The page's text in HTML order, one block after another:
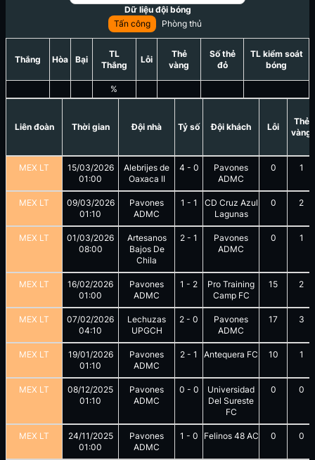
Dữ liệu đội bóng
Tấn công
Phòng thủ
Thắng Hòa Bại
TL
Thắng
%
Lỗi
Thẻ
vàng
Số thẻ
đỏ
TL kiểm soát
bóng
Liên đoàn Thời gian Đội nhà Tỷ số Đội khách Lỗi
Thẻ
vàng
MEX LT
15/03/2026
01:00
Alebrijes de
Oaxaca II
4 - 0
Pavones
ADMC
0 1
MEX LT
09/03/2026
01:10
Pavones
ADMC
1 - 1
CD Cruz Azul
Lagunas
0 2
MEX LT
01/03/2026
08:00
Artesanos
Bajos De
Chila
2 - 1
Pavones
ADMC
0 1
MEX LT
16/02/2026
01:00
Pavones
ADMC
1 - 2
Pro Training
Camp FC
15 2
MEX LT
07/02/2026
04:10
Lechuzas
UPGCH
2 - 0
Pavones
ADMC
17 3
MEX LT
19/01/2026
01:10
Pavones
ADMC
2 - 1 Antequera FC 10 1
MEX LT
08/12/2025
01:10
Pavones
ADMC
0 - 0
Universidad
Del Sureste
FC
0 0
MEX LT
24/11/2025
01:00
Pavones
ADMC
1 - 0 Felinos 48 AC 0 0